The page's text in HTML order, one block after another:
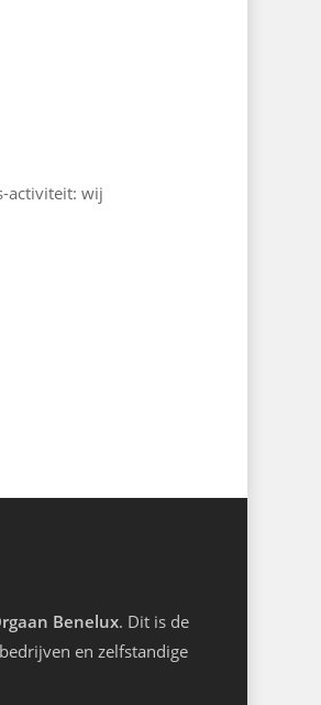
activiteit: wij
Benelux. Dit is de
en zelfstandige